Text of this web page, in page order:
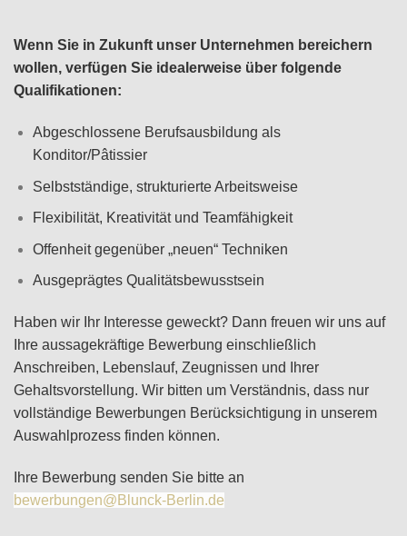
Wenn Sie in Zukunft unser Unternehmen bereichern
wollen, verfügen Sie idealerweise über folgende
Qualifikationen:
Abgeschlossene Berufsausbildung als
Konditor/Pâtissier
Selbstständige, strukturierte Arbeitsweise
Flexibilität, Kreativität und Teamfähigkeit
Offenheit gegenüber „neuen“ Techniken
Ausgeprägtes Qualitätsbewusstsein
Haben wir Ihr Interesse geweckt? Dann freuen wir uns auf
Ihre aussagekräftige Bewerbung einschließlich
Anschreiben, Lebenslauf, Zeugnissen und Ihrer
Gehaltsvorstellung. Wir bitten um Verständnis, dass nur
vollständige Bewerbungen Berücksichtigung in unserem
Auswahlprozess finden können.
Ihre Bewerbung senden Sie bitte an
bewerbungen@Blunck-Berlin.de